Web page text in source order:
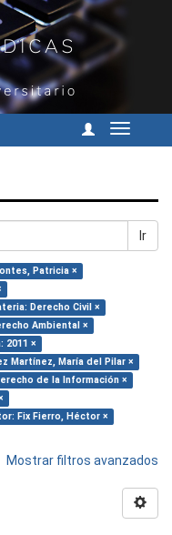
Cambiar
Ir
Patricia ×
Derecho Civil ×
Ambiental ×
2011 ×
Martínez, María del Pilar ×
de la Información ×
Fix Fierro, Héctor ×
Mostrar filtros avanzados